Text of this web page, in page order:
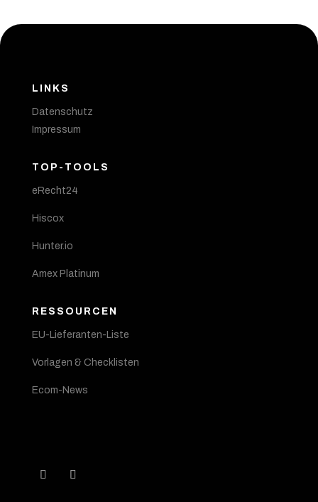
LINKS
Datenschutz
Impressum
TOP-TOOLS
eRecht24
Hiscox
Hunter.io
Amex Platinum
RESSOURCEN
EU-Lieferanten-Liste
Vorlagen & Checklisten
Ecom-News